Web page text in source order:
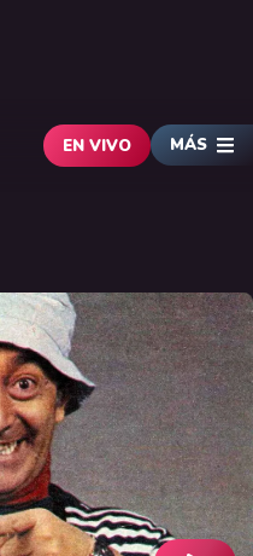
EN VIVO MÁS